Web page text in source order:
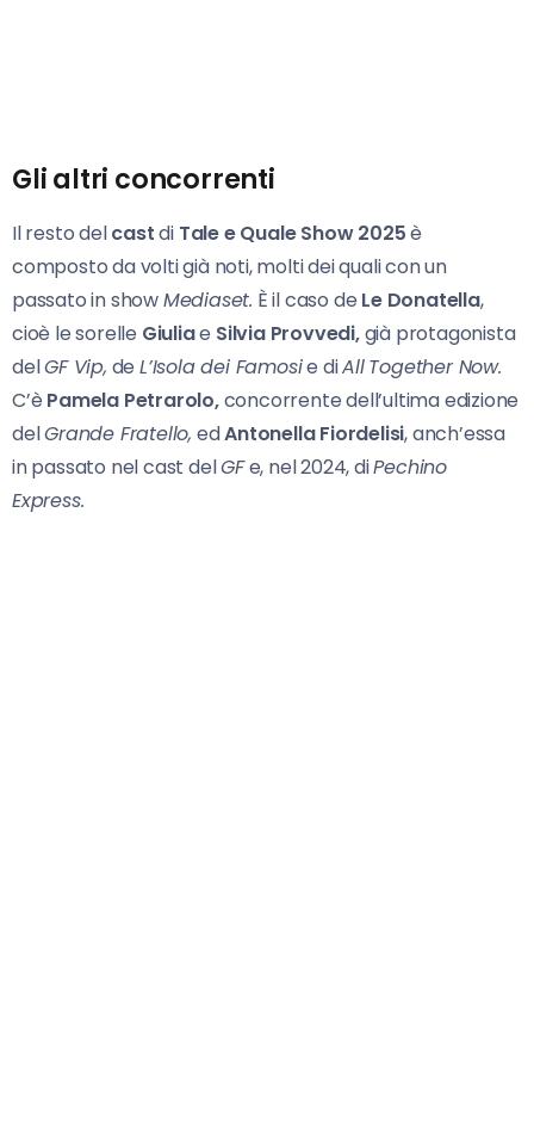
Gli altri concorrenti
Il resto delcastdi Tale e Quale Show 2025è
composto da volti già noti, molti dei quali con un
passato in showMediaset. È il caso de Le Donatella,
cioè le sorelle Giuliae Silvia Provvedi,già protagonista
delGF Vip, deL’Isola dei Famosie diAllTogether Now.
C’è Pamela Petrarolo,concorrente dell’ultima edizione
delGrande Fratello, edAntonella Fiordelisi, anch’essa
in passato nel cast delGFe, nel 2024, diPechino
Express.